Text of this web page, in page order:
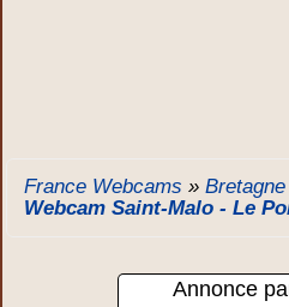
France Webcams »Bretagne
Webcam Saint-Malo - Le
Annonce